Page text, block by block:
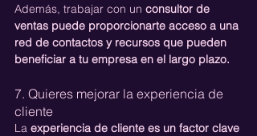
Además, trabajar con un consultor de
ventas puede proporcionarte acceso a una
red de contactos y recursos que pueden
beneficiar a tu empresa en el largo plazo.
7. Quieres mejorar la experiencia de
cliente
La experiencia de cliente es un factor clave